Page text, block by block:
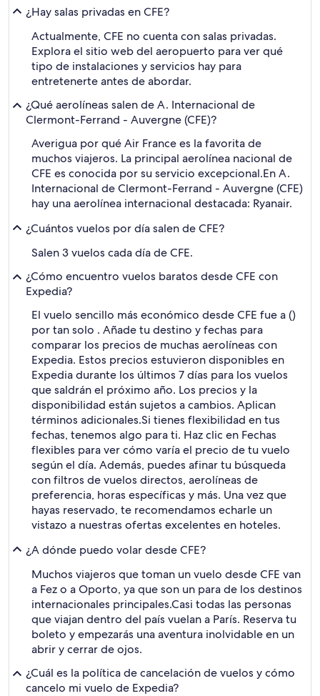
¿Hay salas privadas en CFE?
Actualmente, CFE no cuenta con salas privadas.
Explora el sitio web del aeropuerto para ver qué
tipo de instalaciones y servicios hay para
entretenerte antes de abordar.
¿Qué aerolíneas salen de A. Internacional de
Clermont-Ferrand - Auvergne (CFE)?
Averigua por qué Air France es la favorita de
muchos viajeros. La principal aerolínea nacional de
CFE es conocida por su servicio excepcional.En A.
Internacional de Clermont-Ferrand - Auvergne (CFE)
hay una aerolínea internacional destacada: Ryanair.
¿Cuántos vuelos por día salen de CFE?
Salen 3 vuelos cada día de CFE.
¿Cómo encuentro vuelos baratos desde CFE con
Expedia?
El vuelo sencillo más económico desde CFE fue a ()
por tan solo . Añade tu destino y fechas para
comparar los precios de muchas aerolíneas con
Expedia. Estos precios estuvieron disponibles en
Expedia durante los últimos 7 días para los vuelos
que saldrán el próximo año. Los precios y la
disponibilidad están sujetos a cambios. Aplican
términos adicionales.Si tienes flexibilidad en tus
fechas, tenemos algo para ti. Haz clic en Fechas
flexibles para ver cómo varía el precio de tu vuelo
según el día. Además, puedes afinar tu búsqueda
con filtros de vuelos directos, aerolíneas de
preferencia, horas específicas y más. Una vez que
hayas reservado, te recomendamos echarle un
vistazo a nuestras ofertas excelentes en hoteles.
¿A dónde puedo volar desde CFE?
Muchos viajeros que toman un vuelo desde CFE van
a Fez o a Oporto, ya que son un para de los destinos
internacionales principales.Casi todas las personas
que viajan dentro del país vuelan a París. Reserva tu
boleto y empezarás una aventura inolvidable en un
abrir y cerrar de ojos.
¿Cuál es la política de cancelación de vuelos y cómo
cancelo mi vuelo de Expedia?